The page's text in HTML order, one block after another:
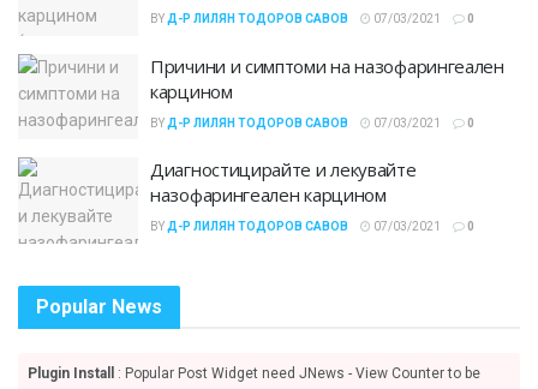
BY Д-Р ЛИЛЯН ТОДОРОВ САВОВ 07/03/2021 0
Причини и симптоми на назофарингеален
карцином
BY Д-Р ЛИЛЯН ТОДОРОВ САВОВ 07/03/2021 0
Диагностицирайте и лекувайте
назофарингеален карцином
BY Д-Р ЛИЛЯН ТОДОРОВ САВОВ 07/03/2021 0
Popular News
Plugin Install
: Popular Post Widget need JNews - View Counter to be